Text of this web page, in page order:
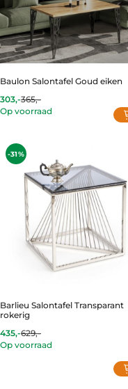
Baulon Salontafel Goud eiken
303,-
Current
price
365,-
Original
price
Op voorraad
-31%
Barlieu Salontafel Transparant
rokerig
435,-
Current
price
629,-
Original
price
Op voorraad